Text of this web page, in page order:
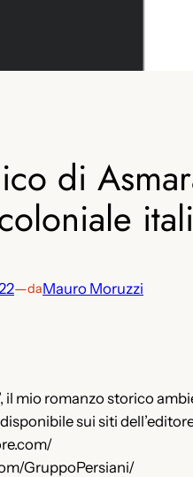
di
—daMauro Moruzzi
il mio romanzo storico
sui siti
GruppoPersiani/